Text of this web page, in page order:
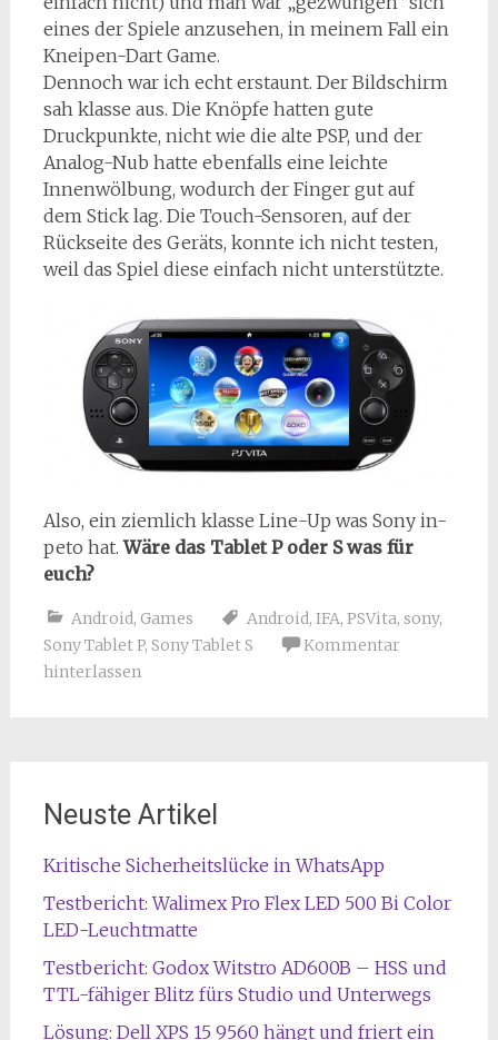
eines der Spiele anzusehen, in meinem Fall ein
Kneipen-Dart Game.
Dennoch war ich echt erstaunt. Der Bildschirm
sah klasse aus. Die Knöpfe hatten gute
Druckpunkte, nicht wie die alte PSP, und der
Analog-Nub hatte ebenfalls eine leichte
Innenwölbung, wodurch der Finger gut auf
dem Stick lag. Die Touch-Sensoren, auf der
Rückseite des Geräts, konnte ich nicht testen,
weil das Spiel diese einfach nicht unterstützte.
Also, ein ziemlich klasse Line-Up was Sony in-
peto hat.Wäre das Tablet P oder S was für
euch?
Android, Games Android, IFA, PSVita, sony,
Sony Tablet P, Sony Tablet S
Kommentar
hinterlassen
Neuste Artikel
Kritische Sicherheitslücke in WhatsApp
Testbericht: Walimex Pro Flex LED 500 Bi Color
LED-Leuchtmatte
Testbericht: Godox Witstro AD600B – HSS und
TTL-fähiger Blitz fürs Studio und Unterwegs
Lösung: Dell XPS 15 9560 hängt und friert ein